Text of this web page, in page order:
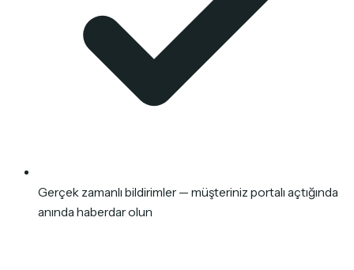
Gerçek zamanlı bildirimler — müşteriniz portalı açtığında
anında haberdar olun